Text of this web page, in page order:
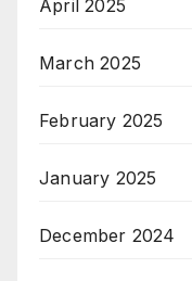
April 2025
March 2025
February 2025
January 2025
December 2024